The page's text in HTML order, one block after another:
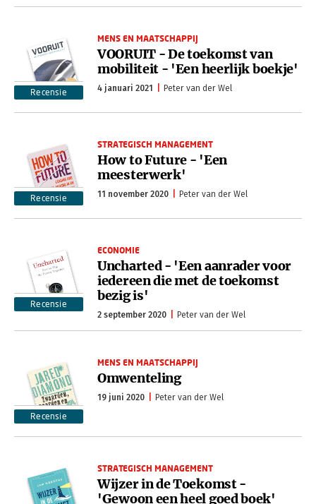
Recensie
MENS EN MAATSCHAPPIJ
VOORUIT - De toekomst van
mobiliteit - 'Een heerlijk boekje'
4 januari 2021 Peter van der Wel
Recensie
STRATEGISCH MANAGEMENT
How to Future - 'Een
meesterwerk'
11 november 2020 Peter van der Wel
Recensie
ECONOMIE
Uncharted - 'Een aanrader voor
iedereen die met de toekomst
bezig is'
2 september 2020 Peter van der Wel
Recensie
MENS EN MAATSCHAPPIJ
Omwenteling
19 juni 2020 Peter van der Wel
STRATEGISCH MANAGEMENT
Wijzer in de Toekomst -
'Gewoon een heel goed boek'